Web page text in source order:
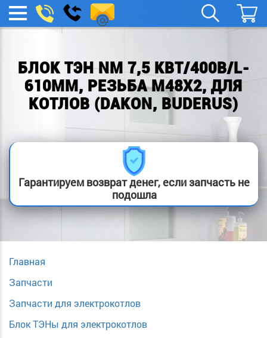
МЕНЮ
boylera@yandex.ru
Заказать
звонок
БЛОК ТЭН NM 7,5 КВТ/400В/L-
610ММ, РЕЗЬБА М48Х2, ДЛЯ
КОТЛОВ (DAKON, BUDERUS)
Гарантируем возврат денег, если запчасть не
подошла
Главная
Запчасти
Запчасти для электрокотлов
Блок ТЭНы для электрокотлов